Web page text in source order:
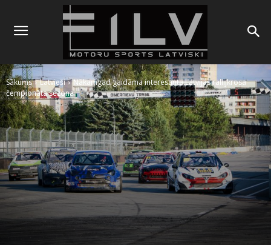
Sākums Latvieši
Nākamgad gaidāma interesanta Latvijas rallijkrosa
čempionāta sezona